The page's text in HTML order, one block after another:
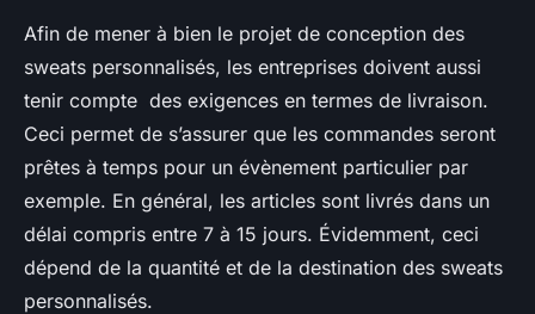
Afin de mener à bien le projet de conception des
sweats personnalisés, les entreprises doivent aussi
tenir compte des exigences en termes de livraison.
Ceci permet de s’assurer que les commandes seront
prêtes à temps pour un évènement particulier par
exemple. En général, les articles sont livrés dans un
délai compris entre 7 à 15 jours. Évidemment, ceci
dépend de la quantité et de la destination des sweats
personnalisés.